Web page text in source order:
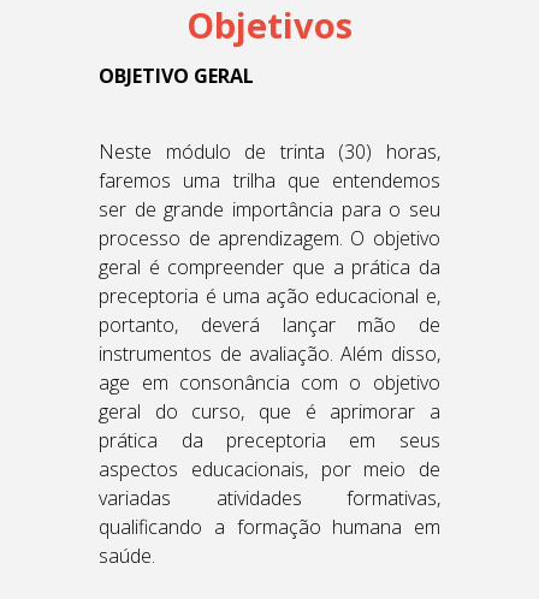
Objetivos
OBJETIVO GERAL
Neste módulo de trinta (30) horas,
faremos uma trilha que entendemos
ser de grande importância para o seu
processo de aprendizagem. O objetivo
geral é compreender que a prática da
preceptoria é uma ação educacional e,
portanto, deverá lançar mão de
instrumentos de avaliação. Além disso,
age em consonância com o objetivo
geral do curso, que é aprimorar a
prática da preceptoria em seus
aspectos educacionais, por meio de
variadas atividades formativas,
qualificando a formação humana em
saúde.